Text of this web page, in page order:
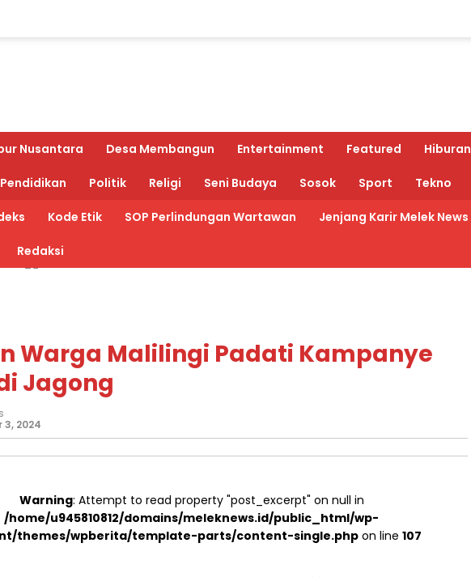
Nusantara Desa Membangun Entertainment Featured Hiburan
Pendidikan Politik Religi Seni Budaya Sosok Sport Tekno
Kode Etik SOP Perlindungan Wartawan Jenjang Karir Melek News
Redaksi
Warga Malilingi Padati Kampanye
Jagong
3, 2024
Warning: Attempt to read property "post_excerpt" on null in
/home/u945810812/domains/meleknews.id/public_html/wp-
themes/wpberita/template-parts/content-single.php on line107